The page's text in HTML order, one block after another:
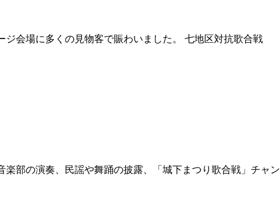
会場に多くの見物客で賑わいました。 七地区対抗歌合戦
部の演奏、民謡や舞踊の披露、「城下まつり歌合戦」チャン